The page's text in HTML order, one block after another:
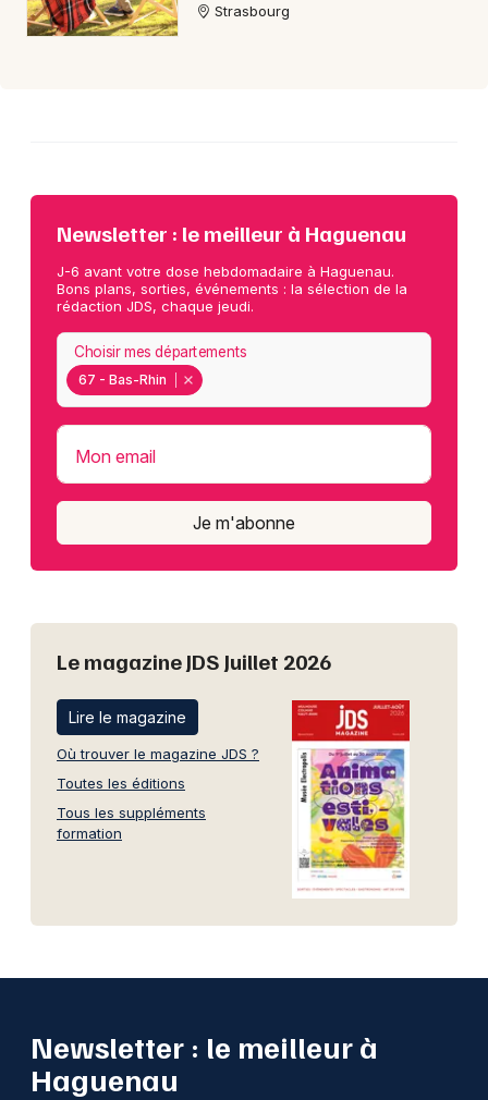
Strasbourg
Newsletter : le meilleur à Haguenau
J-6 avant votre dose hebdomadaire à Haguenau.
Bons plans, sorties, événements : la sélection de la
rédaction JDS, chaque jeudi.
67 - Bas-Rhin
Choisir mes départements
Mon email
Je m'abonne
Le magazine JDS Juillet 2026
Lire le magazine
Où trouver le magazine JDS ?
Toutes les éditions
Tous les suppléments
formation
Newsletter : le meilleur à
Haguenau